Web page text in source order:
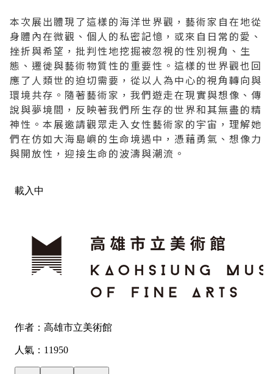
本次展出體現了這樣的海洋世界觀，藝術家自在地從
身體內在微觀、個人的私密記憶，或來自日常的愛、
挫折與希望，批判性地挖掘被忽視的性別視角、生
態、遷徙與藝術物質性的重要性。這樣的世界觀也回
應了人類世的迫切需要，從以人為中心的視角轉向與
環境共存。隨著藝術家，我們遊走在現實與想像、傳
說與夢境間，反映著我們所生存的世界和其無盡的精
神性。本展邀請觀眾走入女性藝術家的宇宙，理解她
們在仿如大海島嶼的生命境遇中，憑藉勇氣、想像力
與開放性，迎接生命的波濤與潮流。